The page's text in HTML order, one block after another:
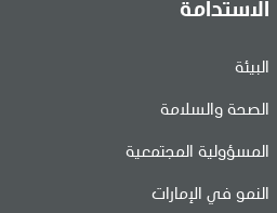
الاستدامة
البيئة
الصحة والسلامة
المسؤولية المجتمعية
النمو في الإمارات